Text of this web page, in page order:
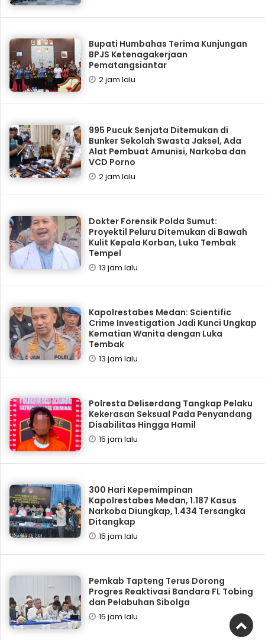
Bupati Humbahas Terima Kunjungan
BPJS Ketenagakerjaan
Pematangsiantar
2 jam lalu
995 Pucuk Senjata Ditemukan di
Bunker Sekolah Swasta Jaksel, Ada
Alat Pembuat Amunisi, Narkoba dan
VCD Porno
2 jam lalu
Dokter Forensik Polda Sumut:
Proyektil Peluru Ditemukan di Bawah
Kulit Kepala Korban, Luka Tembak
Tempel
13 jam lalu
Kapolrestabes Medan: Scientific
Crime Investigation Jadi Kunci Ungkap
Kematian Wanita dengan Luka
Tembak
13 jam lalu
Polresta Deliserdang Tangkap Pelaku
Kekerasan Seksual Pada Penyandang
Disabilitas Hingga Hamil
15 jam lalu
300 Hari Kepemimpinan
Kapolrestabes Medan, 1.187 Kasus
Narkoba Diungkap, 1.434 Tersangka
Ditangkap
15 jam lalu
Pemkab Tapteng Terus Dorong
Progres Reaktivasi Bandara FL Tobing
dan Pelabuhan Sibolga
15 jam lalu